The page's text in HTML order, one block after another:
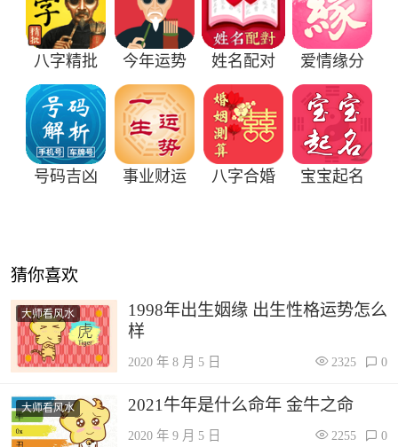
八字精批 今年运势 姓名配对 爱情缘分
号码吉凶 事业财运 八字合婚 宝宝起名
猜你喜欢
大师看风水
1998年出生姻缘 出生性格运势怎么
样
2020 年 8 月 5 日 2325 0
大师看风水 2021牛年是什么命年 金牛之命
2020 年 9 月 5 日 2255 0